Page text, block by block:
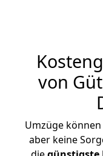
von
Umzüge
aber keine